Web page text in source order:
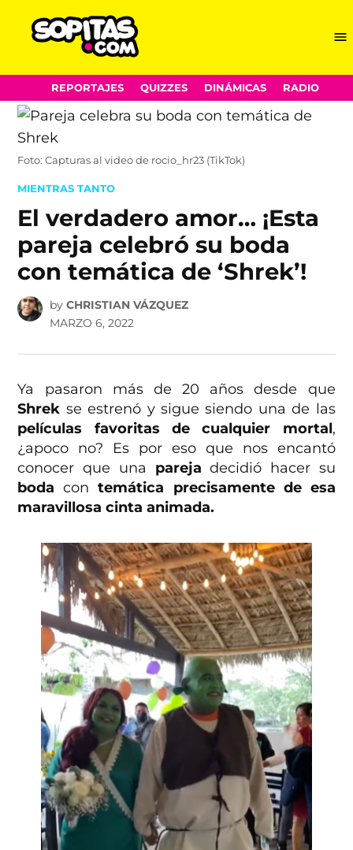
Skip
to
content
REPORTAJES QUIZZES DINÁMICAS RADIO
Foto: Capturas al video de rocio_hr23 (TikTok)
POSTED
MIENTRAS TANTO
El verdadero amor… ¡Esta
pareja celebró su boda
con temática de ‘Shrek’!
by CHRISTIAN VÁZQUEZ
MARZO 6, 2022
Ya pasaron más de 20 años desde que
Shrek se estrenó y sigue siendo una de las
películas favoritas de cualquier mortal,
¿apoco no? Es por eso que nos encantó
conocer que una pareja decidió hacer su
boda contemática precisamente de esa
maravillosa cinta animada.